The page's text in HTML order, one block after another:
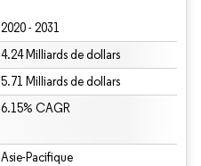
2020 - 2031
4.24 Milliards de dollars
5.71 Milliards de dollars
6.15% CAGR
Asie-Pacifique